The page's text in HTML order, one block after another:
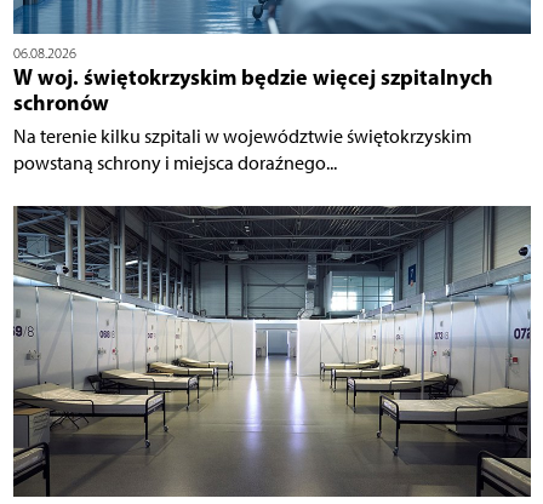
06.08.2026
W woj. świętokrzyskim będzie więcej szpitalnych
schronów
Na terenie kilku szpitali w województwie świętokrzyskim
powstaną schrony i miejsca doraźnego...